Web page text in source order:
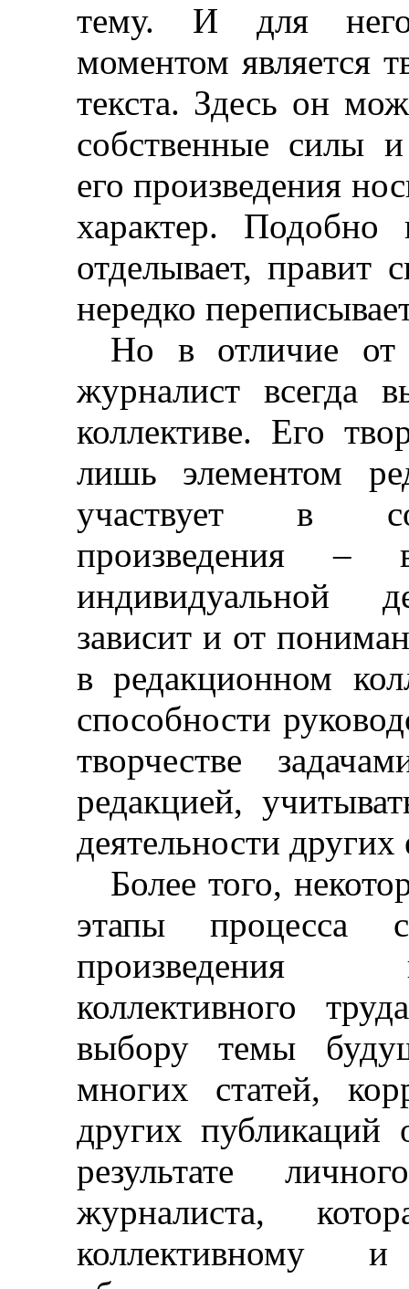
тему. И для него
моментом является
текста. Здесь он
собственные силы
его произведения
характер. Подобно
отделывает, правит
нередко
Но в отличие от
журналист всегда
коллективе. Его
лишь элементом
участвует в
произведения–
индивидуальной
зависит и от
в редакционном
способности
творчестве
редакцией,
деятельности других
Более того,
этапы процесса
произведения
коллективного
выбору темы
многих статей,
других публикаций
результате
журналиста,
коллективному